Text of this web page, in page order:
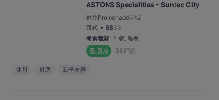
ASTONS Specialities - Suntec City
位於Promenade區域
西式 • $$$$
餐食種類: 午餐, 晚餐
5.3/6 36 評論
休閒 舒適 親子友善